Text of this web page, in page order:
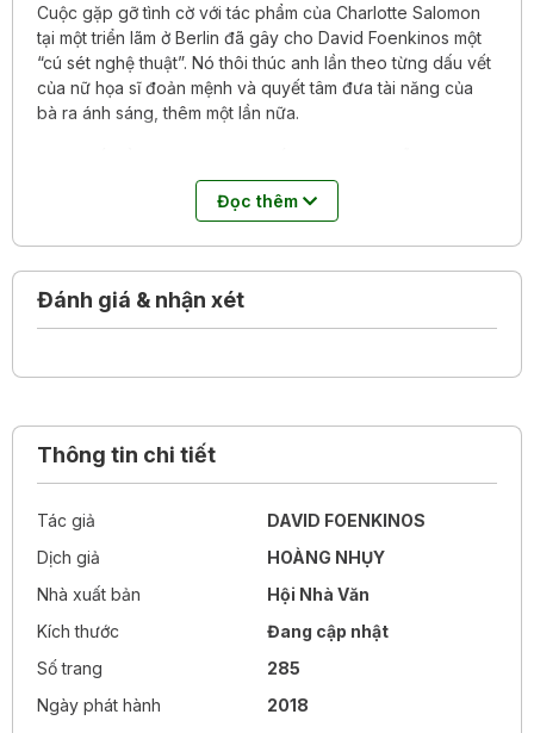
Cuộc gặp gỡ tình cờ với tác phẩm của Charlotte Salomon
tại một triển lãm ở Berlin đã gây cho David Foenkinos một
“cú sét nghệ thuật”. Nó thôi thúc anh lần theo từng dấu vết
của nữ họa sĩ đoản mệnh và quyết tâm đưa tài năng của
bà ra ánh sáng, thêm một lần nữa.
không quá một dòng, theo cách mà như chính David
Foenkinos đã nói là để có không gian “hít thở”, Charlotte
sĩ tài năng người Do Thái bị sát hại năm hai mươi sáu tuổi,
khi đang mang thai đứa con đầu lòng.
Đọc thêm
Đánh giá & nhận xét
Thông tin chi tiết
Tác giả
DAVID FOENKINOS
Dịch giả
HOÀNG NHỤY
Nhà xuất bản
Hội Nhà Văn
Kích thước
Đang cập nhật
Số trang
285
Ngày phát hành
2018